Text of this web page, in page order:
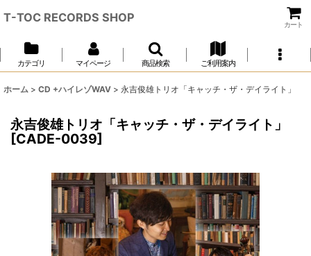
T-TOC RECORDS SHOP
カート
カテゴリ マイページ 商品検索 ご利用案内
ホーム > CD +ハイレゾWAV > 永吉俊雄トリオ「キャッチ・ザ・デイライト」
永吉俊雄トリオ「キャッチ・ザ・デイライト」
[CADE-0039]